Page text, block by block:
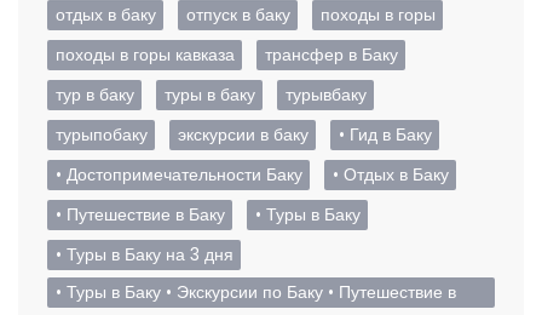
отдых в баку
отпуск в баку
походы в горы
походы в горы кавказа
трансфер в Баку
тур в баку
туры в баку
турывбаку
турыпобаку
экскурсии в баку
• Гид в Баку
• Достопримечательности Баку
• Отдых в Баку
• Путешествие в Баку
• Туры в Баку
• Туры в Баку на 3 дня
• Туры в Баку • Экскурсии по Баку • Путешествие в